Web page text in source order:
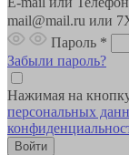
mail@mail.ru или
Пароль *
Забыли пароль?
Нажимая на
персональных